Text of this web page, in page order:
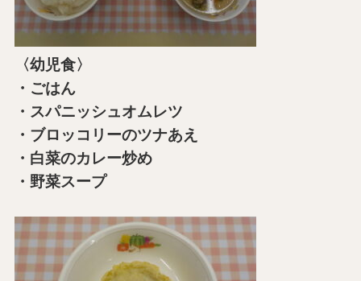
〈幼児食〉
・ごはん
・スパニッシュオムレツ
・ブロッコリーのツナあえ
・白菜のカレー炒め
・野菜スープ